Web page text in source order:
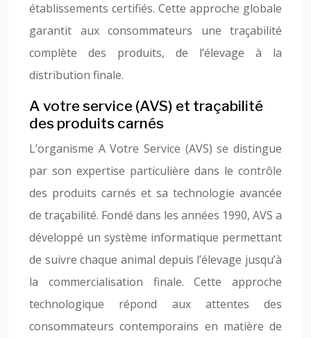
établissements certifiés. Cette approche globale
garantit aux consommateurs une traçabilité
complète des produits, de l’élevage à la
distribution finale.
A votre service (AVS) et traçabilité
des produits carnés
L’organisme A Votre Service (AVS) se distingue
par son expertise particulière dans le contrôle
des produits carnés et sa technologie avancée
de traçabilité. Fondé dans les années 1990, AVS a
développé un système informatique permettant
de suivre chaque animal depuis l’élevage jusqu’à
la commercialisation finale. Cette approche
technologique répond aux attentes des
consommateurs contemporains en matière de